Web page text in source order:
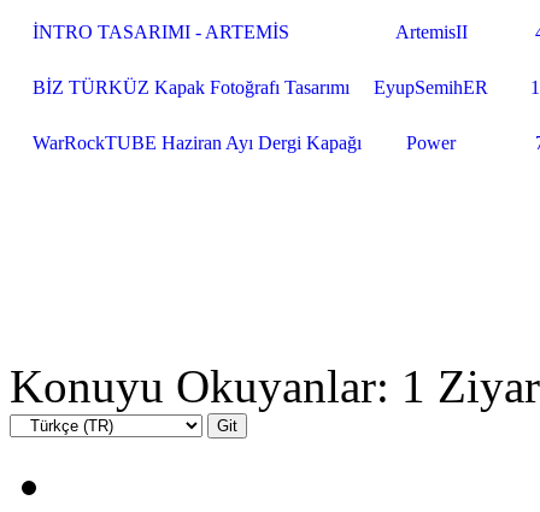
İNTRO TASARIMI - ARTEMİS ArtemisII
BİZ TÜRKÜZ Kapak Fotoğrafı Tasarımı EyupSemihER
WarRockTUBE Haziran Ayı Dergi Kapağı Power
Konuyu Okuyanlar: 1